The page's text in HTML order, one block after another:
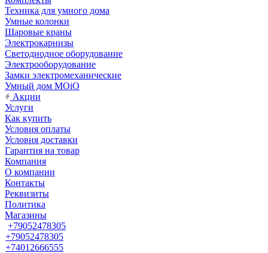
Техника для умного дома
Умные колонки
Шаровые краны
Электрокарнизы
Светодиодное оборудование
Электрооборудование
Замки электромеханические
Умный дом MOiO
Акции
Услуги
Как купить
Условия оплаты
Условия доставки
Гарантия на товар
Компания
О компании
Контакты
Реквизиты
Политика
Магазины
+79052478305
+79052478305
+74012666555